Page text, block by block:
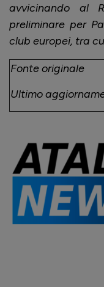
avvicinando al
preliminare per
club europei, tra
Fonte originale
Ultimo